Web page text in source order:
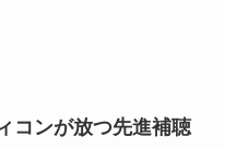
コンが放つ先進補聴